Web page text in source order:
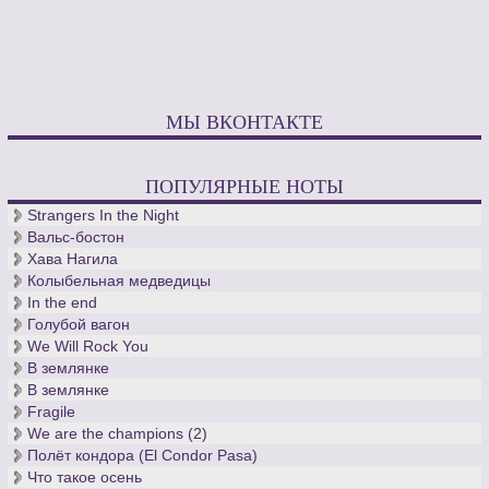
МЫ ВКОНТАКТЕ
ПОПУЛЯРНЫЕ НОТЫ
Strangers In the Night
Вальс-бостон
Хава Нагила
Колыбельная медведицы
In the end
Голубой вагон
We Will Rock You
В землянке
В землянке
Fragile
We are the champions (2)
Полёт кондора (El Condor Pasa)
Что такое осень